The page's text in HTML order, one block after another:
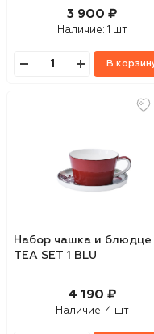
3 900 ₽
Наличие: 1 шт
В
Набор чашка и блюдце
TEA SET 1 BLU
4 190 ₽
Наличие: 4 шт